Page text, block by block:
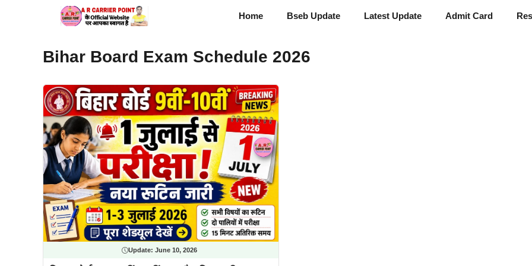
Home Bseb Update Latest Update Admit Card
Bihar Board Exam Schedule 2026
Update: June 10, 2026